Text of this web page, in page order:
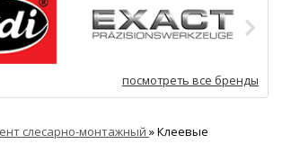
посмотреть все бренды
слесарно-монтажный »Клеевые